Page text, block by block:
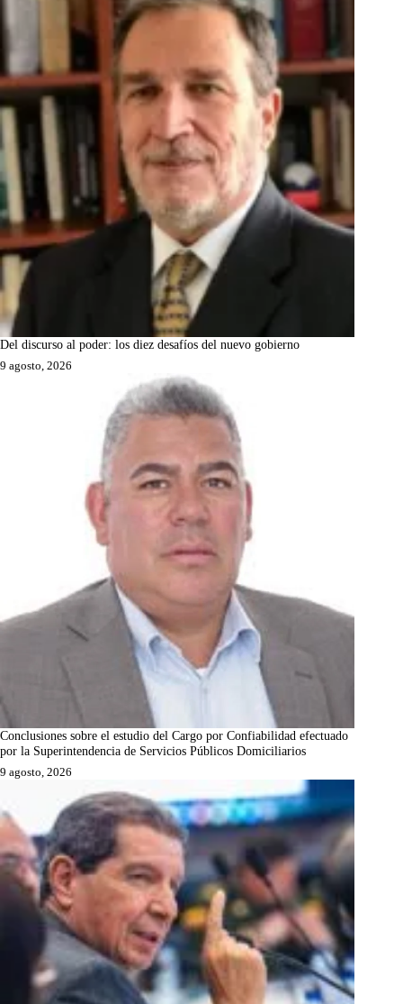
Del discurso al poder: los diez desafíos del nuevo gobierno
9 agosto, 2026
Conclusiones sobre el estudio del Cargo por Confiabilidad efectuado
por la Superintendencia de Servicios Públicos Domiciliarios
9 agosto, 2026